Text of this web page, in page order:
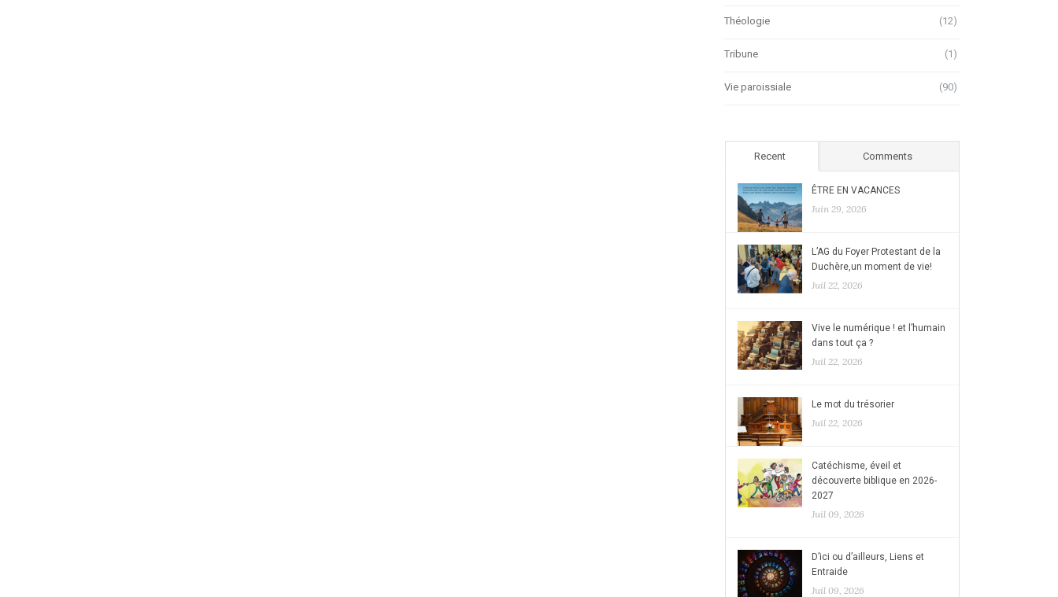
Théologie (12)
Tribune (1)
Vie paroissiale (90)
Recent Comments
ÊTRE EN VACANCES
Juin 29, 2026
L’AG du Foyer Protestant de la
Duchère,un moment de vie!
Juil 22, 2026
Vive le numérique ! et l’humain
dans tout ça ?
Juil 22, 2026
Le mot du trésorier
Juil 22, 2026
Catéchisme, éveil et
découverte biblique en 2026-
2027
Juil 09, 2026
D’ici ou d’ailleurs, Liens et
Entraide
Juil 09, 2026